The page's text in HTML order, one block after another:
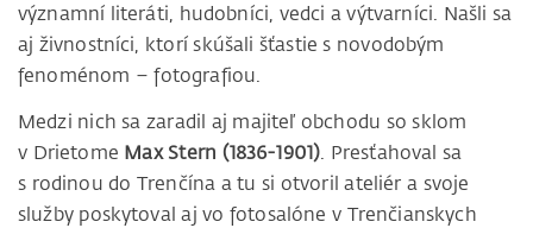
významní literáti, hudobníci, vedci a výtvarníci. Našli sa
aj živnostníci, ktorí skúšali šťastie s novodobým
fenoménom – fotografiou.
Medzi nich sa zaradil aj majiteľ obchodu so sklom
v Drietome Max Stern (1836-1901). Presťahoval sa
s rodinou do Trenčína a tu si otvoril ateliér a svoje
služby poskytoval aj vo fotosalóne v Trenčianskych